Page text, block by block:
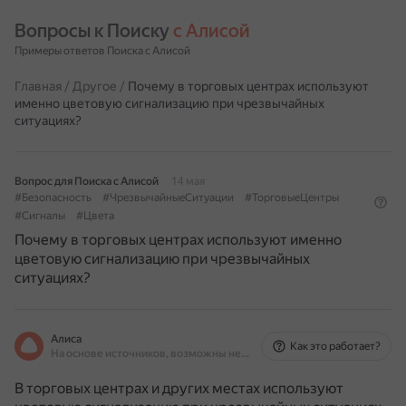
Вопросы к Поиску с Алисой
Примеры ответов Поиска с Алисой
Главная / Другое / Почему в торговых центрах используют
именно цветовую сигнализацию при чрезвычайных
ситуациях?
Вопрос для Поиска с Алисой
14 мая
#Безопасность
#ЧрезвычайныеСитуации
#ТорговыеЦентры
#Сигналы
#Цвета
Почему в торговых центрах используют именно
цветовую сигнализацию при чрезвычайных
ситуациях?
Алиса
На основе источников, возможны неточности
Как это работает?
В торговых центрах и других местах используют